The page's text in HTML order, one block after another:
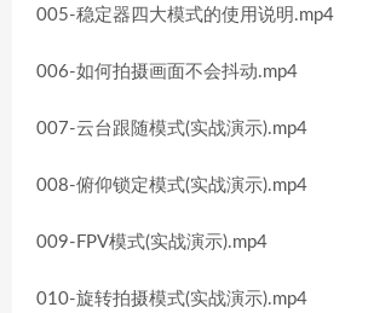
005-稳定器四大模式的使用说明.mp4
006-如何拍摄画面不会抖动.mp4
007-云台跟随模式(实战演示).mp4
008-俯仰锁定模式(实战演示).mp4
009-FPV模式(实战演示).mp4
010-旋转拍摄模式(实战演示).mp4